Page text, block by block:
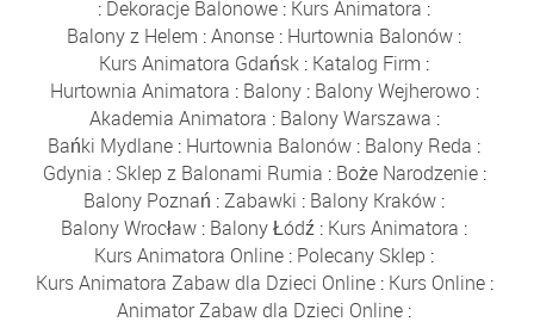
: Dekoracje Balonowe : Kurs Animatora :
Balony z Helem :Anonse : Hurtownia Balonów :
Kurs Animatora Gdańsk : Katalog Firm :
Hurtownia Animatora : Balony: Balony Wejherowo:
Akademia Animatora : Balony Warszawa :
Bańki Mydlane : Hurtownia Balonów : Balony Reda :
Gdynia : Sklep z Balonami Rumia : Boże Narodzenie:
Balony Poznań :Zabawki : Balony Kraków :
Balony Wrocław : Balony Łódź : Kurs Animatora :
Kurs Animatora Online : Polecany Sklep :
Kurs Animatora Zabaw dla Dzieci Online: Kurs Online:
Animator Zabaw dla Dzieci Online :